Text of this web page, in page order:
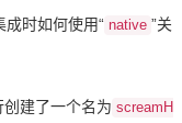
时如何使用“ native ”关
建了一个名为 screamH